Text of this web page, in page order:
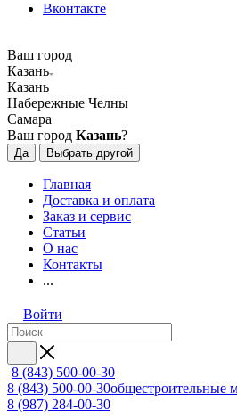
Вконтакте
Ваш город
Казань
Казань
Набережные Челны
Самара
Ваш город Казань?
Да Выбрать другой
Главная
Доставка и оплата
Заказ и сервис
Статьи
О нас
Контакты
...
Войти
8 (843) 500-00-30
8 (843) 500-00-30общестроительные
8 (987) 284-00-30